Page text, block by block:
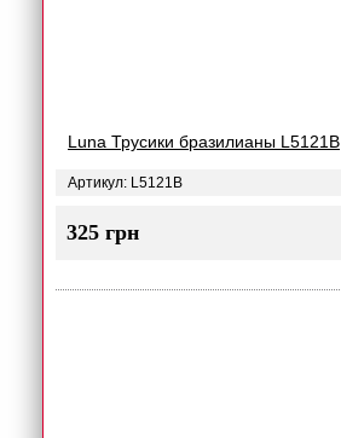
Luna Трусики бразилианы L5121B
Артикул: L5121B
325 грн